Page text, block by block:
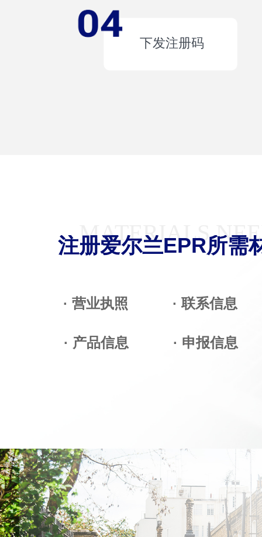
MATERIALS
注册爱尔兰EPR所需
· 营业执照 · 联系信息
· 产品信息 · 申报信息
下发注册码